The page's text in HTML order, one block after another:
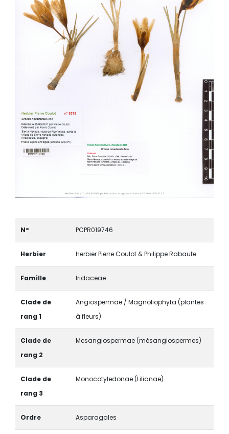
N° PCPR019746
Herbier Herbier Pierre Coulot & Philippe Rabaute
Famille Iridaceae
Clade de
rang 1
Angiospermae / Magnoliophyta (plantes
à fleurs)
Clade de
rang 2
Mesangiospermae (mésangiospermes)
Clade de
rang 3
Monocotyledonae (Lilianae)
Ordre Asparagales